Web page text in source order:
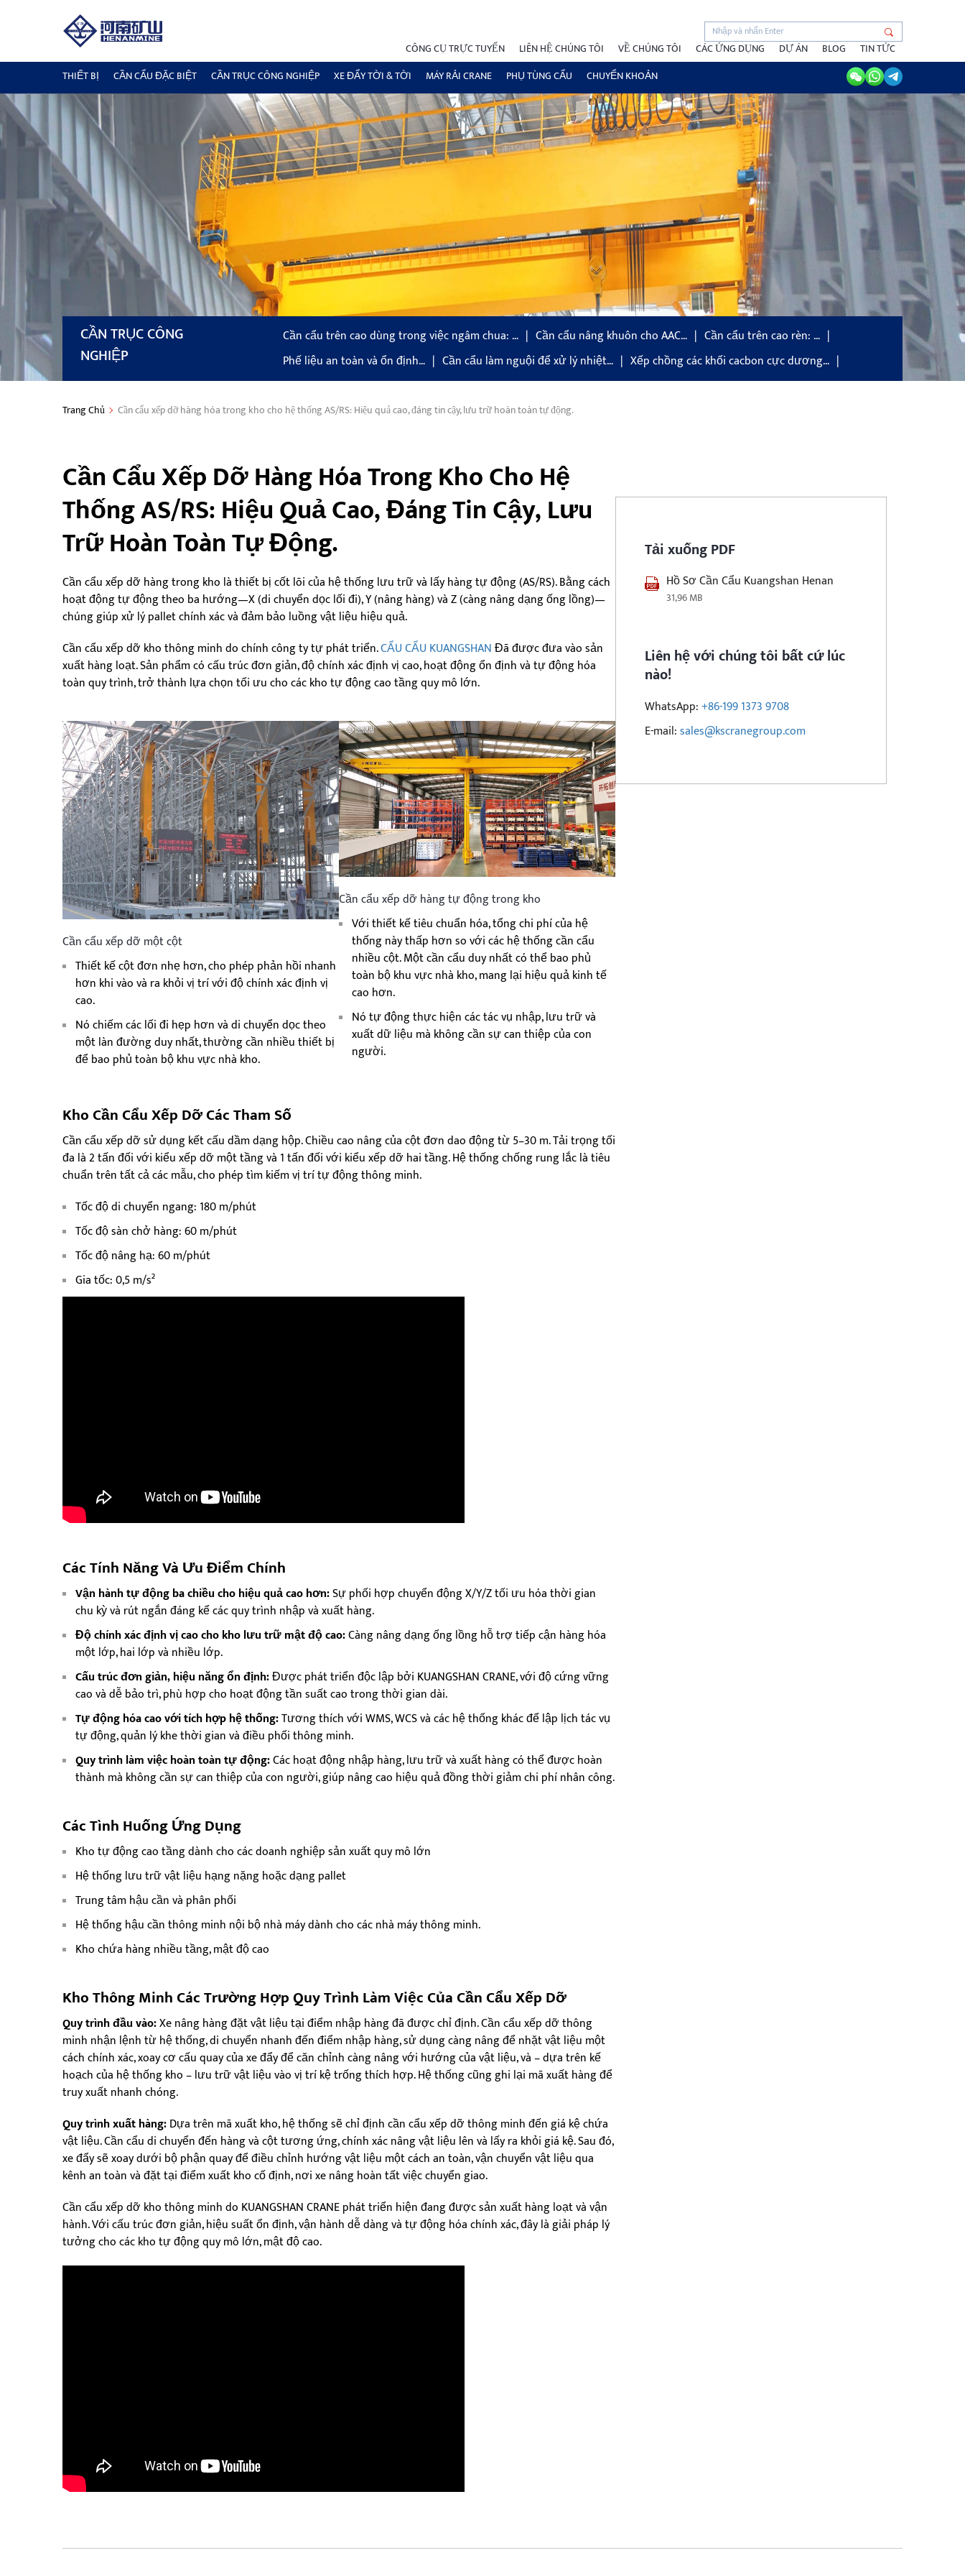
CÔNG CỤ TRỰC TUYẾN LIÊN HỆ CHÚNG TÔI VỀ CHÚNG TÔI CÁC ỨNG DỤNG DỰ ÁN BLOG
TIN TỨC
THIẾT BỊ
CẦN CẨU ĐẶC BIỆT CẦN TRỤC CÔNG NGHIỆP XE ĐẨY TỜI & TỜI MÁY RẢI CRANE PHỤ TÙNG CẨU CHUYỂN KHOẢN
CẦN TRỤC CÔNG
NGHIỆP
Cần cẩu trên cao dùng trong việc ngâm chua: … Cần cẩu nâng khuôn cho AAC…
Cần cẩu trên cao rèn: …
Phế liệu an toàn và ổn định…
Cần cẩu làm nguội để xử lý nhiệt… Xếp chồng các khối cacbon cực dương…
Trang Chủ Cần cẩu xếp dỡ hàng hóa trong kho cho hệ thống AS/RS: Hiệu quả cao, đáng tin cậy, lưu trữ hoàn toàn tự động.
Cần Cẩu Xếp Dỡ Hàng Hóa Trong Kho Cho Hệ
Thống AS/RS: Hiệu Quả Cao, Đáng Tin Cậy, Lưu
Trữ Hoàn Toàn Tự Động.
Cần cẩu xếp dỡ hàng trong kho là thiết bị cốt lõi của hệ thống lưu trữ và lấy hàng tự động (AS/RS). Bằng cách
hoạt động tự động theo ba hướng—X (di chuyển dọc lối đi), Y (nâng hàng) và Z (càng nâng dạng ống lồng)—
chúng giúp xử lý pallet chính xác và đảm bảo luồng vật liệu hiệu quả.
Cần cẩu xếp dỡ kho thông minh do chính công ty tự phát triển.CẨU CẨU KUANGSHANĐã được đưa vào sản
xuất hàng loạt. Sản phẩm có cấu trúc đơn giản, độ chính xác định vị cao, hoạt động ổn định và tự động hóa
toàn quy trình, trở thành lựa chọn tối ưu cho các kho tự động cao tầng quy mô lớn.
Cần cẩu xếp dỡ một cột
Thiết kế cột đơn nhẹ hơn, cho phép phản hồi nhanh
hơn khi vào và ra khỏi vị trí với độ chính xác định vị
cao.
Nó chiếm các lối đi hẹp hơn và di chuyển dọc theo
một làn đường duy nhất, thường cần nhiều thiết bị
để bao phủ toàn bộ khu vực nhà kho.
Cần cẩu xếp dỡ hàng tự động trong kho
Với thiết kế tiêu chuẩn hóa, tổng chi phí của hệ
thống này thấp hơn so với các hệ thống cần cẩu
nhiều cột. Một cần cẩu duy nhất có thể bao phủ
toàn bộ khu vực nhà kho, mang lại hiệu quả kinh tế
cao hơn.
Nó tự động thực hiện các tác vụ nhập, lưu trữ và
xuất dữ liệu mà không cần sự can thiệp của con
người.
KhoCần Cẩu Xếp DỡCác Tham Số
Cần cẩu xếp dỡ sử dụng kết cấu dầm dạng hộp. Chiều cao nâng của cột đơn dao động từ 5–30 m. Tải trọng tối
đa là 2 tấn đối với kiểu xếp dỡ một tầng và 1 tấn đối với kiểu xếp dỡ hai tầng. Hệ thống chống rung lắc là tiêu
chuẩn trên tất cả các mẫu, cho phép tìm kiếm vị trí tự động thông minh.
Tốc độ di chuyển ngang: 180 m/phút
Tốc độ sàn chở hàng: 60 m/phút
Tốc độ nâng hạ: 60 m/phút
Gia tốc: 0,5 m/s²
Các Tính Năng Và Ưu Điểm Chính
Vận hành tự động ba chiều cho hiệu quả cao hơn:Sự phối hợp chuyển động X/Y/Z tối ưu hóa thời gian
chu kỳ và rút ngắn đáng kể các quy trình nhập và xuất hàng.
Độ chính xác định vị cao cho kho lưu trữ mật độ cao:Càng nâng dạng ống lồng hỗ trợ tiếp cận hàng hóa
một lớp, hai lớp và nhiều lớp.
Cấu trúc đơn giản, hiệu năng ổn định:Được phát triển độc lập bởi KUANGSHAN CRANE, với độ cứng vững
cao và dễ bảo trì, phù hợp cho hoạt động tần suất cao trong thời gian dài.
Tự động hóa cao với tích hợp hệ thống:Tương thích với WMS, WCS và các hệ thống khác để lập lịch tác vụ
tự động, quản lý khe thời gian và điều phối thông minh.
Quy trình làm việc hoàn toàn tự động:Các hoạt động nhập hàng, lưu trữ và xuất hàng có thể được hoàn
thành mà không cần sự can thiệp của con người, giúp nâng cao hiệu quả đồng thời giảm chi phí nhân công.
Các Tình Huống Ứng Dụng
Kho tự động cao tầng dành cho các doanh nghiệp sản xuất quy mô lớn
Hệ thống lưu trữ vật liệu hạng nặng hoặc dạng pallet
Trung tâm hậu cần và phân phối
Hệ thống hậu cần thông minh nội bộ nhà máy dành cho các nhà máy thông minh.
Kho chứa hàng nhiều tầng, mật độ cao
Kho Thông MinhCác Trường Hợp Quy Trình Làm Việc Của Cần Cẩu Xếp Dỡ
Quy trình đầu vào:Xe nâng hàng đặt vật liệu tại điểm nhập hàng đã được chỉ định. Cần cẩu xếp dỡ thông
minh nhận lệnh từ hệ thống, di chuyển nhanh đến điểm nhập hàng, sử dụng càng nâng để nhặt vật liệu một
cách chính xác, xoay cơ cấu quay của xe đẩy để căn chỉnh càng nâng với hướng của vật liệu, và – dựa trên kế
hoạch của hệ thống kho – lưu trữ vật liệu vào vị trí kệ trống thích hợp. Hệ thống cũng ghi lại mã xuất hàng để
truy xuất nhanh chóng.
Quy trình xuất hàng:Dựa trên mã xuất kho, hệ thống sẽ chỉ định cần cẩu xếp dỡ thông minh đến giá kệ chứa
vật liệu. Cần cẩu di chuyển đến hàng và cột tương ứng, chính xác nâng vật liệu lên và lấy ra khỏi giá kệ. Sau đó,
xe đẩy sẽ xoay dưới bộ phận quay để điều chỉnh hướng vật liệu một cách an toàn, vận chuyển vật liệu qua
kênh an toàn và đặt tại điểm xuất kho cố định, nơi xe nâng hoàn tất việc chuyển giao.
Cần cẩu xếp dỡ kho thông minh do KUANGSHAN CRANE phát triển hiện đang được sản xuất hàng loạt và vận
hành. Với cấu trúc đơn giản, hiệu suất ổn định, vận hành dễ dàng và tự động hóa chính xác, đây là giải pháp lý
tưởng cho các kho tự động quy mô lớn, mật độ cao.
Tải xuống PDF
Hồ Sơ Cần Cẩu Kuangshan Henan
31,96 MB
Liên hệ với chúng tôi bất cứ lúc
nào!
WhatsApp:+86-199 1373 9708
E-mail:sales@kscranegroup.com